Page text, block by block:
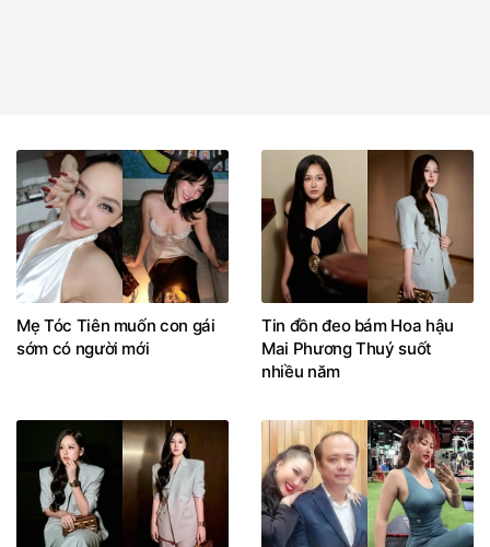
Mẹ Tóc Tiên muốn con gái
sớm có người mới
Tin đồn đeo bám Hoa hậu
Mai Phương Thuý suốt
nhiều năm